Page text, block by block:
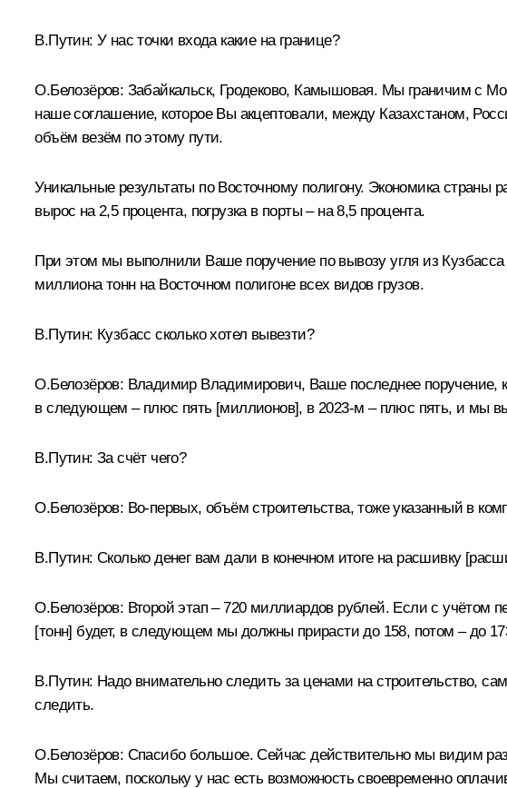
В.Путин: У нас точки входа какие на границе?
О.Белозёров: Забайкальск, Гродеково, Камышовая. Мы граничим с
наше соглашение, которое Вы акцептовали, между Казахстаном,
объём везём по этому пути.
Уникальные результаты по Восточному полигону. Экономика
вырос на 2,5 процента, погрузка в порты – на 8,5 процента.
При этом мы выполнили Ваше поручение по вывозу угля из
миллиона тонн на Восточном полигоне всех видов грузов.
В.Путин: Кузбасс сколько хотел вывезти?
О.Белозёров: Владимир Владимирович, Ваше последнее поручение,
в следующем – плюс пять [миллионов], в 2023-м – плюс пять, и мы
В.Путин: За счёт чего?
О.Белозёров: Во-первых, объём строительства, тоже указанный в
В.Путин: Сколько денег вам дали в конечном итоге на расшивку
О.Белозёров: Второй этап – 720 миллиардов рублей. Если с учётом
[тонн] будет, в следующем мы должны прирасти до 158, потом – до
В.Путин: Надо внимательно следить за ценами на строительство,
следить.
О.Белозёров: Спасибо большое. Сейчас действительно мы видим
Мы считаем, поскольку у нас есть возможность своевременно